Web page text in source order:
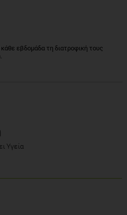
εβδομάδα τη διατροφική τους
Υγεία